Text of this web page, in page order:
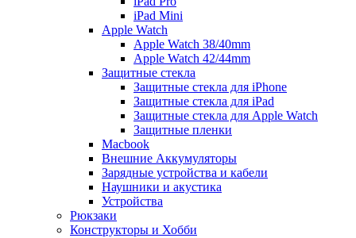
iPad Mini
Apple Watch
Apple Watch 38/40mm
Apple Watch 42/44mm
Защитные стекла
Защитные стекла для iPhone
Защитные стекла для iPad
Защитные стекла для Apple Watch
Защитные пленки
Macbook
Внешние Аккумуляторы
Зарядные устройства и кабели
Наушники и акустика
Устройства
Рюкзаки
Конструкторы и Хобби